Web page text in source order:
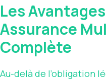
Les
Assurance
Complète
Au-delà de l’obligation